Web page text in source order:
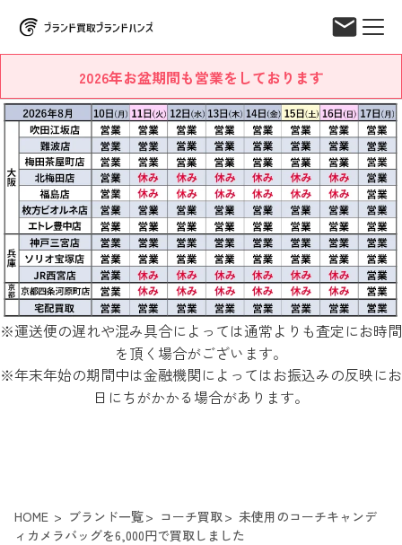
2026年お盆期間も営業をしております
※運送便の遅れや混み具合によっては通常よりも査定にお時間
を頂く場合がございます。
※年末年始の期間中は金融機関によってはお振込みの反映にお
日にちがかかる場合があります。
HOME ブランド一覧 コーチ買取
未使用のコーチキャンデ
ィカメラバッグを6,000円で買取しました